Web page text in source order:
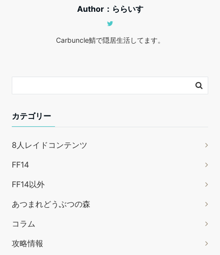
Author：ららいす
Carbuncle鯖で隠居生活してます。
カテゴリー
8人レイドコンテンツ
FF14
FF14以外
あつまれどうぶつの森
コラム
攻略情報